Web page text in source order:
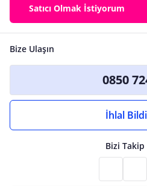
Satıcı Olmak İstiyorum
Bize Ulaşın
0850
İhlal
Bizi Takip